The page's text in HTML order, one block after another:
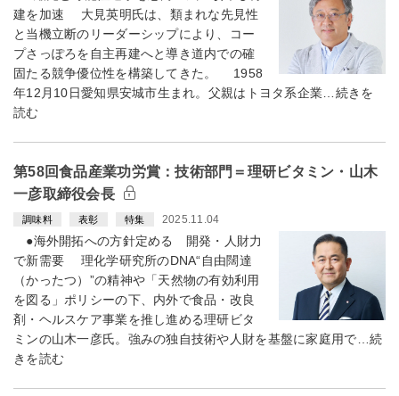
建を加速 大見英明氏は、類まれな先見性
と当機立断のリーダーシップにより、コー
プさっぽろを自主再建へと導き道内での確
固たる競争優位性を構築してきた。 1958
年12月10日愛知県安城市生まれ。父親はトヨタ系企業…続きを
読む
第58回食品産業功労賞：技術部門＝理研ビタミン・山木
一彦取締役会長
調味料 表彰 特集 2025.11.04
●海外開拓への方針定める 開発・人財力
で新需要 理化学研究所のDNA“自由闊達
（かったつ）”の精神や「天然物の有効利用
を図る」ポリシーの下、内外で食品・改良
剤・ヘルスケア事業を推し進める理研ビタ
ミンの山木一彦氏。強みの独自技術や人財を基盤に家庭用で…続
きを読む